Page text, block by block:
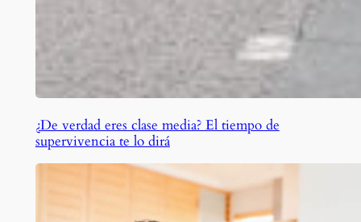
¿De verdad eres clase media? El tiempo de
supervivencia te lo dirá